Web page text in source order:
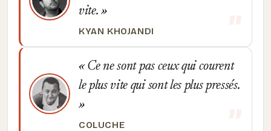
vite.
KYAN KHOJANDI
Ce ne sont pas ceux qui courent
le plus vite qui sont les plus pressés.
COLUCHE